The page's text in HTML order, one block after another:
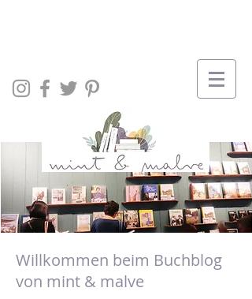
Willkommen beim Buchblog
von mint & malve